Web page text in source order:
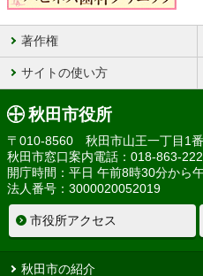
著作権
サイトの使い方
秋田市役所
〒010-8560 秋田市山王一丁目1
秋田市窓口案内電話：018-863-
開庁時間：平日 午前8時30分から
法人番号：3000020052019
市役所アクセス
秋田市の紹介